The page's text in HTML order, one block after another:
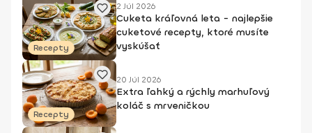
Recepty
2 Júl 2026
Cuketa kráľovná leta - najlepšie
cuketové recepty, ktoré musíte
vyskúšať
Recepty
20 Júl 2026
Extra ľahký a rýchly marhuľový
koláč s mrveničkou